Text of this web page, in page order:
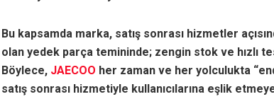
Bu kapsamda marka, satış sonrası hizmetler
olan yedek parça temininde; zengin stok ve hızlı
Böylece, JAECOO her zaman ve her yolculukta
satış sonrası hizmetiyle kullanıcılarına eşlik